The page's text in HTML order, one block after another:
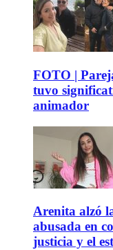
FOTO |
tuvo
animador
Arenita alzó
abusada en
justicia y el